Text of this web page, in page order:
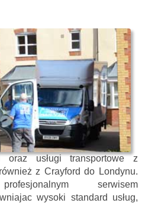
oraz usługi transportowe z
z Crayford do Londynu.
serwisem
wysoki standard usług,